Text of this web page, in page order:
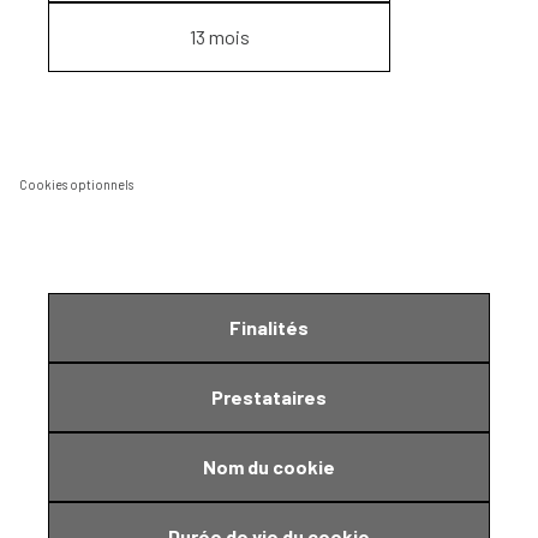
13 mois
Cookies optionnels
Finalités
Prestataires
Nom du cookie